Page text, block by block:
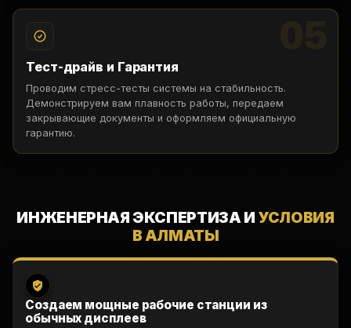
Тест-драйв и Гарантия
Проводим стресс-тесты системы на стабильность.
Демонстрируем вам плавность работы, передаем
закрывающие документы и оформляем официальную
гарантию.
ИНЖЕНЕРНАЯ ЭКСПЕРТИЗА И УСЛОВИЯ
В АЛМАТЫ
Создаем мощные рабочие станции из
обычных дисплеев